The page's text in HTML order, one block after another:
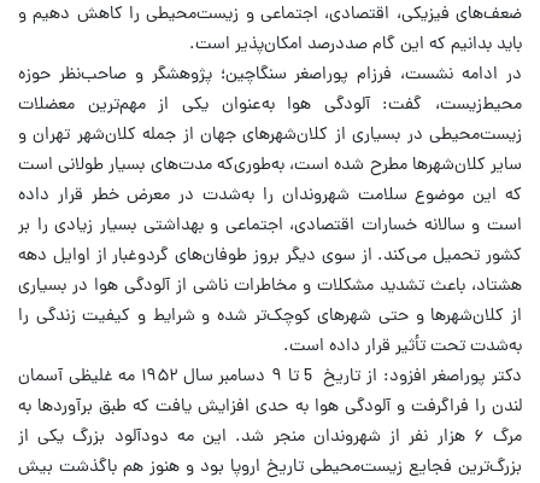
ضعف‌های فیزیکی، اقتصادی، اجتماعی و زیست‌محیطی را کاهش دهیم و
باید بدانیم که این گام صددرصد امکان‌پذیر است.
در ادامه نشست، فرزام پوراصغر سنگاچین؛ پژوهشگر و صاحب‌نظر حوزه
محیط‌زیست، گفت: آلودگی هوا به‌عنوان یکی از مهم‌ترین معضلات
زیست‌محیطی در بسیاری از کلان‌شهرهای جهان از جمله کلان‌شهر تهران و
سایر کلان‌شهرها مطرح شده است، به‌طوری‌که مدت‌های بسیار طولانی است
که این موضوع سلامت شهروندان را به‌شدت در معرض خطر قرار داده
است و سالانه خسارات اقتصادی، اجتماعی و بهداشتی بسیار زیادی را بر
کشور تحمیل می‌کند. از سوی دیگر بروز طوفان‌های گردوغبار از اوایل دهه
هشتاد، باعث تشدید مشکلات و مخاطرات ناشی از آلودگی هوا در بسیاری
از کلان‌شهرها و حتی شهرهای کوچک‌تر شده و شرایط و کیفیت زندگی را
به‌شدت تحت تأثیر قرار داده است.
دکتر پوراصغر افزود: از تاریخ 5 تا ۹ دسامبر سال ۱۹۵۲ مه غلیظی آسمان
لندن را فراگرفت و آلودگی هوا به حدی افزایش یافت که طبق برآوردها به
مرگ ۶ هزار نفر از شهروندان منجر شد. این مه دودآلود بزرگ یکی از
بزرگ‌ترین فجایع زیست‌محیطی تاریخ اروپا بود و هنوز هم باگذشت بیش